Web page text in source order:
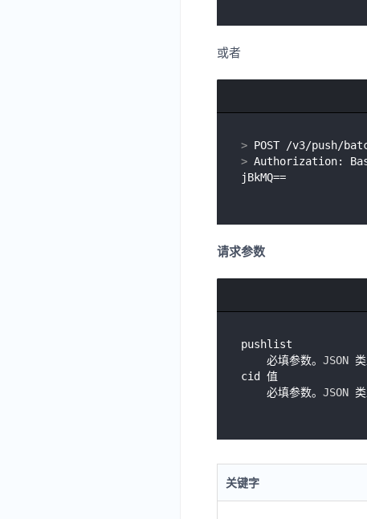
或者
> POST /v3/push/
> Authorization: Basic
jBkMQ==
请求参数
pushlist
    必填参数。
JSON 类
cid 值
    必填参数。
JSON 类
关键字